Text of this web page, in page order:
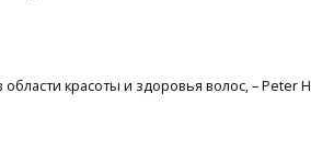
красоты и здоровья волос, –